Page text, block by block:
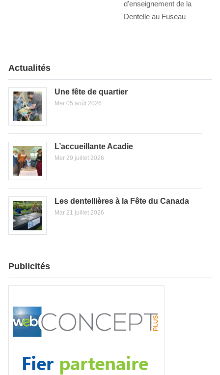
d'enseignement de la
Dentelle au Fuseau
Actualités
Une fête de quartier
Mer 05 août 2026
L’accueillante Acadie
Mer 29 juillet 2026
Les dentellières à la Fête du Canada
Mar 21 juillet 2026
Publicités